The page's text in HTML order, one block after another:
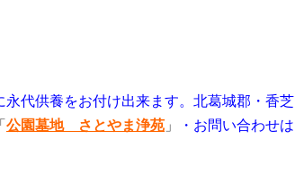
代供養をお付け出来ます。北葛城郡・香芝
「 公園墓地 さとやま浄苑 」
・お問い合わせは